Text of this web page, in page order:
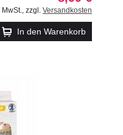
zzgl. Versandkosten
In den Warenkorb